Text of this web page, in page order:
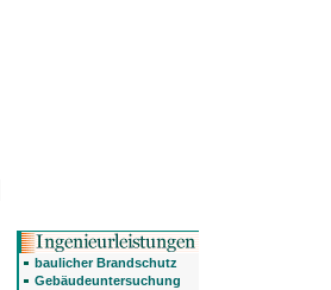
baulicher Brandschutz
Gebäudeuntersuchung